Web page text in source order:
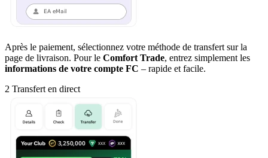
Après le paiement, sélectionnez votre méthode de transfert sur la
page de livraison. Pour le Comfort Trade, entrez simplement les
informations de votre compte FC – rapide et facile.
2 Transfert en direct